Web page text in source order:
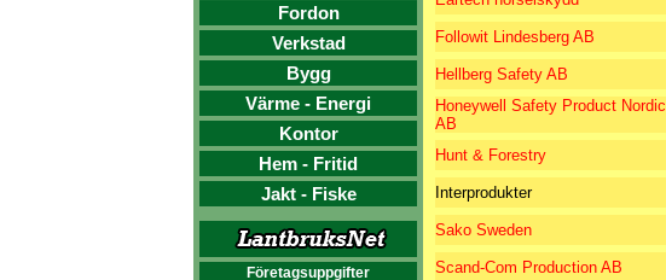
Fordon
Verkstad
Bygg
Värme - Energi
Kontor
Hem - Fritid
Jakt - Fiske
Företagsuppgifter
Followit Lindesberg AB
Hellberg Safety AB
Honeywell Safety Product Nordic
AB
Hunt & Forestry
Interprodukter
Sako Sweden
Scand-Com Production AB